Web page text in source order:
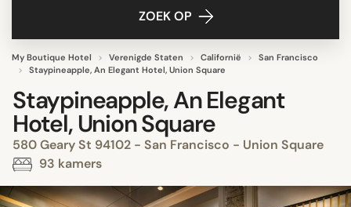
ZOEK OP
My Boutique Hotel Verenigde Staten Californië
San Francisco
Staypineapple, An Elegant Hotel, Union Square
Staypineapple, An Elegant
Hotel, Union Square
580 Geary St 94102 - San Francisco - Union Square
93 kamers